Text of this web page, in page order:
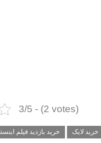
3/5 - (2 votes)
خرید بازدید فیلم خرید لایک